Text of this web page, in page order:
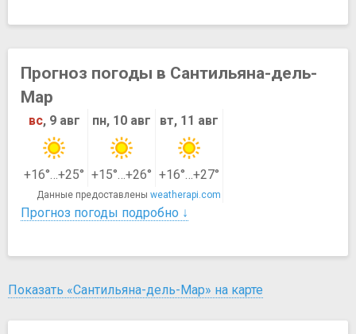
Прогноз погоды в Сантильяна-дель-
Мар
вс, 9 авг пн, 10 авг вт, 11 авг
+16°…+25° +15°…+26° +16°…+27°
Данные предоставлены weatherapi.com
Прогноз погоды подробно ↓
Показать «Сантильяна-дель-Мар» на карте